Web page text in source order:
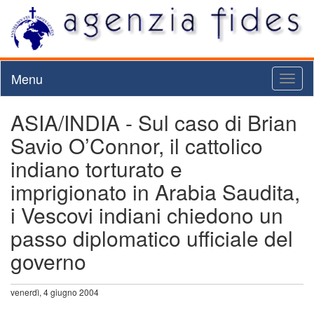
Menu
ASIA/INDIA - Sul caso di Brian
Savio O’Connor, il cattolico
indiano torturato e
imprigionato in Arabia Saudita,
i Vescovi indiani chiedono un
passo diplomatico ufficiale del
governo
venerdì, 4 giugno 2004